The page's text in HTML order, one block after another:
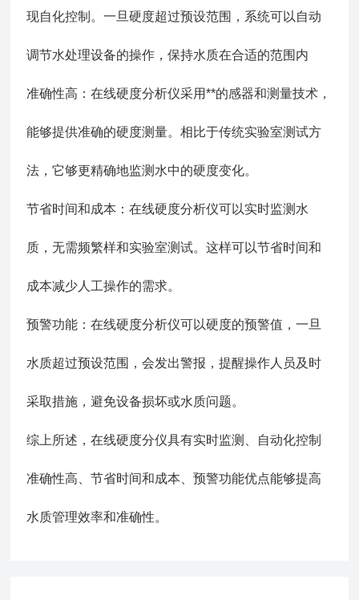
现自化控制。一旦硬度超过预设范围，系统可以自动
调节水处理设备的操作，保持水质在合适的范围内
准确性高：在线硬度分析仪采用**的感器和测量技术，
能够提供准确的硬度测量。相比于传统实验室测试方
法，它够更精确地监测水中的硬度变化。
节省时间和成本：在线硬度分析仪可以实时监测水
质，无需频繁样和实验室测试。这样可以节省时间和
成本减少人工操作的需求。
预警功能：在线硬度分析仪可以硬度的预警值，一旦
水质超过预设范围，会发出警报，提醒操作人员及时
采取措施，避免设备损坏或水质问题。
综上所述，在线硬度分仪具有实时监测、自动化控制
准确性高、节省时间和成本、预警功能优点能够提高
水质管理效率和准确性。